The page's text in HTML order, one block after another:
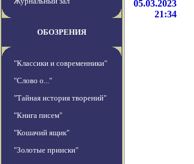
ОБОЗРЕНИЯ
"Классики и современники"
"Слово о..."
"Тайная история творений"
"Книга писем"
"Кошачий ящик"
"Золотые прииски"
05.03.2023
21:34